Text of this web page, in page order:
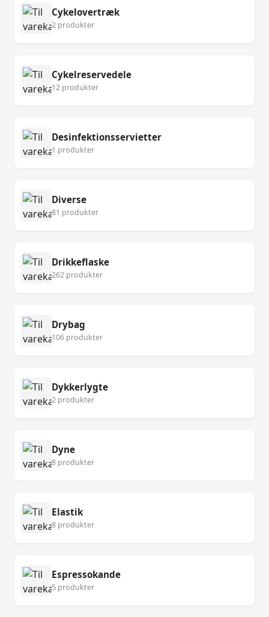
Cykelovertræk
2 produkter
Cykelreservedele
12 produkter
Desinfektionsservietter
1 produkter
Diverse
81 produkter
Drikkeflaske
262 produkter
Drybag
106 produkter
Dykkerlygte
2 produkter
Dyne
8 produkter
Elastik
8 produkter
Espressokande
5 produkter